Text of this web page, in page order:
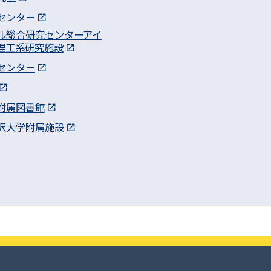
ンター
総合研究センターアイ
工系研究施設
ンター
属図書館
大学附属施設